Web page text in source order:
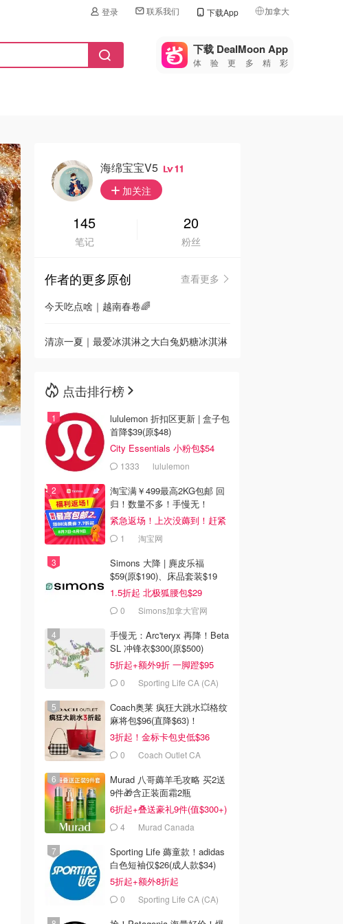
登录 联系我们 下载App 加拿大
🇺🇸
美国
🇨🇳中国
🇮🇹
🇦🇺
🇳🇿新西兰
下载 DealMoon App
体验更多精彩
海绵宝宝v5 11
加关注
145
笔记
20
粉丝
作者的更多原创
查看更多
今天吃点啥｜越南春卷🌈
清凉一夏｜最爱冰淇淋之大白兔奶糖冰淇淋
点击排行榜
lululemon 折扣区更新 | 盒子包
首降$39(原$48)
City Essentials 小粉包$54
1333 lululemon
淘宝满￥499最高2KG包邮 回
归！数量不多！手慢无！
紧急返场！上次没薅到！赶紧
冲 1 淘宝网
Simons 大降 | 麂皮乐福
$59(原$190)、床品套装$19
1.5折起 北极狐腰包$29
0 Simons加拿大官网
手慢无：Arc'teryx 再降！Beta
SL 冲锋衣$300(原$500)
5折起+额外9折 一脚蹬$95
0 Sporting Life CA (CA)
Coach奥莱 疯狂大跳水💥格纹
麻将包$96(直降$63)！
3折起！金标卡包史低$36
0 Coach Outlet CA
Murad 八哥薅羊毛攻略 买2送
9件🎁含正装面霜2瓶
6折起+叠送豪礼9件(值$300+)
4 Murad Canada
Sporting Life 薅童款！adidas
白色短袖仅$26(成人款$34)
5折起+额外8折起
0 Sporting Life CA (CA)